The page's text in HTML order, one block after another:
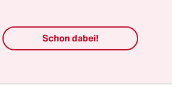
versinler,
Schon dabei!